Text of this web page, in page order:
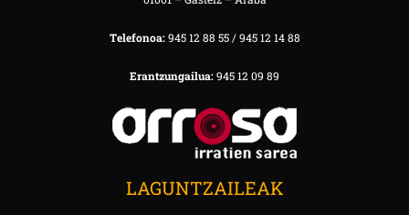
Telefonoa:945 12 88 55 / 945 12 14 88
Erantzungailua:945 12 09 89
LAGUNTZAILEAK